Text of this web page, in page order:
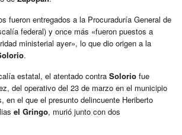
fueron entregados a la Procuraduría General de
federal) y once más «fueron puestos a
ministerial ayer», lo que dio origen a la
.
estatal, el atentado contra Solorio fue
del operativo del 23 de marzo en el municipio
en el que el presunto delincuente Heriberto
el Gringo, murió junto con dos